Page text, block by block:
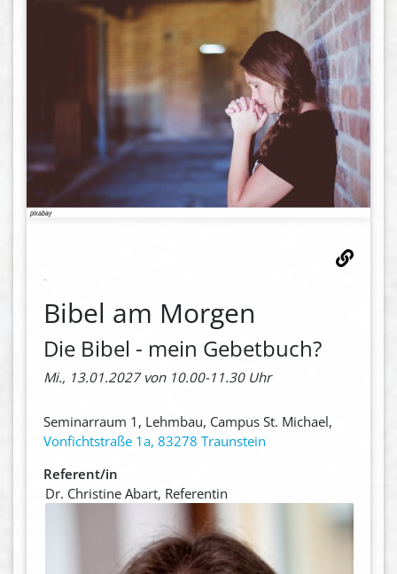
Bibel am Morgen
Die Bibel - mein Gebetbuch?
Mi., 13.01.2027 von 10.00-11.30 Uhr
Seminarraum 1, Lehmbau, Campus St. Michael,
Vonfichtstraße 1a, 83278 Traunstein
Referent/in
Dr. Christine Abart, Referentin